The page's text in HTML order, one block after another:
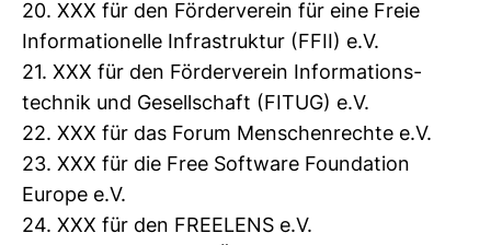
20. XXX für den För­der­verein für eine Freie
Infor­ma­tio­nelle Infra­struktur (FFII) e.V.
21. XXX für den För­der­verein Infor­ma­ti­ons­
technik und Gesell­schaft (FITUG) e.V.
22. XXX für das Forum Men­schen­rechte e.V.
23. XXX für die Free Soft­ware Founda­tion
Europe e.V.
24. XXX für den FRE­E­LENS e.V.